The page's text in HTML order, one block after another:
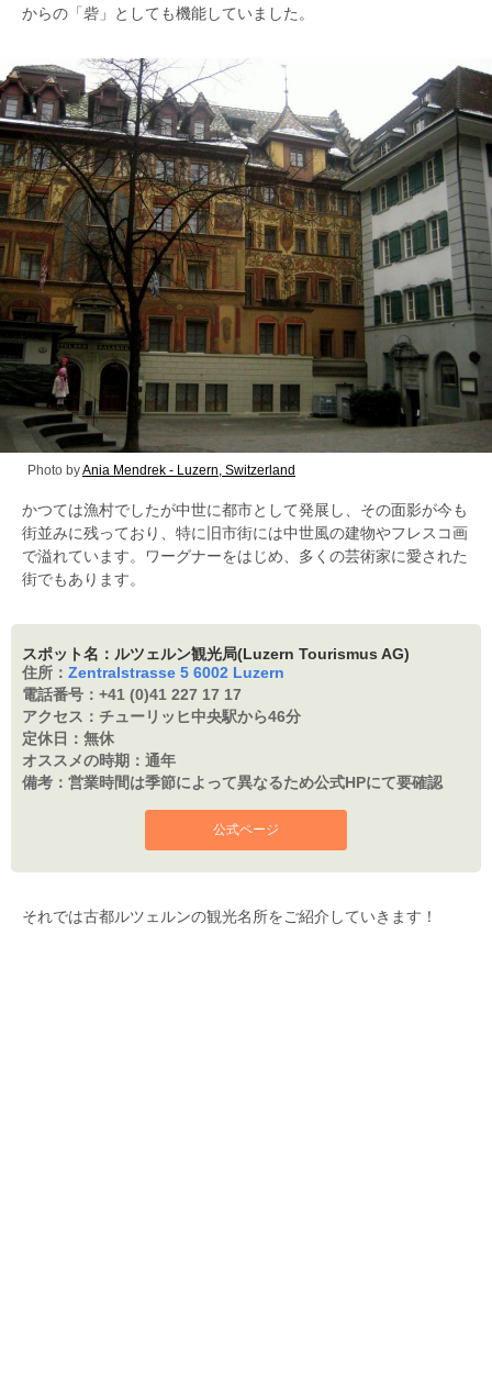
からの「砦」としても機能していました。
Photo byAnia Mendrek - Luzern, Switzerland
かつては漁村でしたが中世に都市として発展し、その面影が今も
街並みに残っており、特に旧市街には中世風の建物やフレスコ画
で溢れています。ワーグナーをはじめ、多くの芸術家に愛された
街でもあります。
スポット名：ルツェルン観光局(Luzern Tourismus AG)
住所： Zentralstrasse 5 6002 Luzern
電話番号： +41 (0)41 227 17 17
アクセス： チューリッヒ中央駅から46分
定休日： 無休
オススメの時期： 通年
備考： 営業時間は季節によって異なるため公式HPにて要確認
公式ページ
それでは古都ルツェルンの観光名所をご紹介していきます！